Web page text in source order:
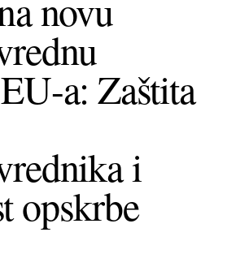
novu
a: Zaštita
i
opskrbe